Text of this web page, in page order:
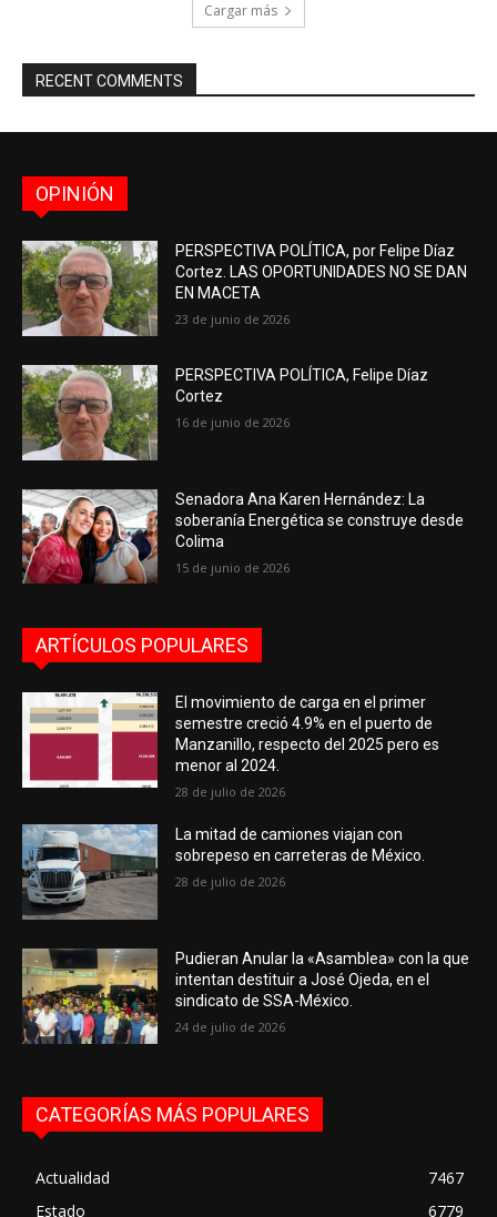
Cargar más
RECENT COMMENTS
OPINIÓN
PERSPECTIVA POLÍTICA, por Felipe Díaz
Cortez. LAS OPORTUNIDADES NO SE DAN
EN MACETA
23 de junio de 2026
PERSPECTIVA POLÍTICA, Felipe Díaz
Cortez
16 de junio de 2026
Senadora Ana Karen Hernández: La
soberanía Energética se construye desde
Colima
15 de junio de 2026
ARTÍCULOS POPULARES
El movimiento de carga en el primer
semestre creció 4.9% en el puerto de
Manzanillo, respecto del 2025 pero es
menor al 2024.
28 de julio de 2026
La mitad de camiones viajan con
sobrepeso en carreteras de México.
28 de julio de 2026
Pudieran Anular la «Asamblea» con la que
intentan destituir a José Ojeda, en el
sindicato de SSA-México.
24 de julio de 2026
CATEGORÍAS MÁS POPULARES
Actualidad
7467
Estado
6779